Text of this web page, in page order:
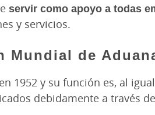
servir como apoyo a todas
y servicios.
Mundial de
1952 y su función es, al
debidamente a través